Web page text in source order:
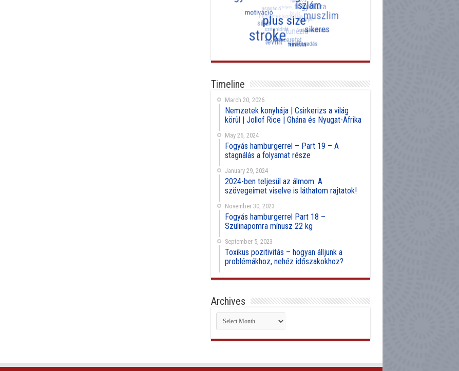
Timeline
March 20, 2026
Nemzetek konyhája | Csirkerizs a világ
körül | Jollof Rice | Ghána és Nyugat-Afrika
May 26, 2024
Fogyás hamburgerrel – Part 19 – A
stagnálás a folyamat része
January 29, 2024
2024-ben teljesül az álmom: A
szövegeimet viselve is láthatom rajtatok!
November 30, 2023
Fogyás hamburgerrel Part 18 –
Szülinapomra mínusz 22 kg
September 5, 2023
Toxikus pozitivitás – hogyan álljunk a
problémákhoz, nehéz időszakokhoz?
Archives
Archives